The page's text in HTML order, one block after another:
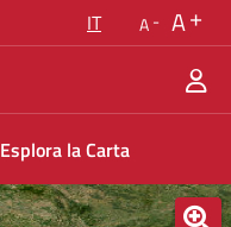
IT A A
Esplora la Carta